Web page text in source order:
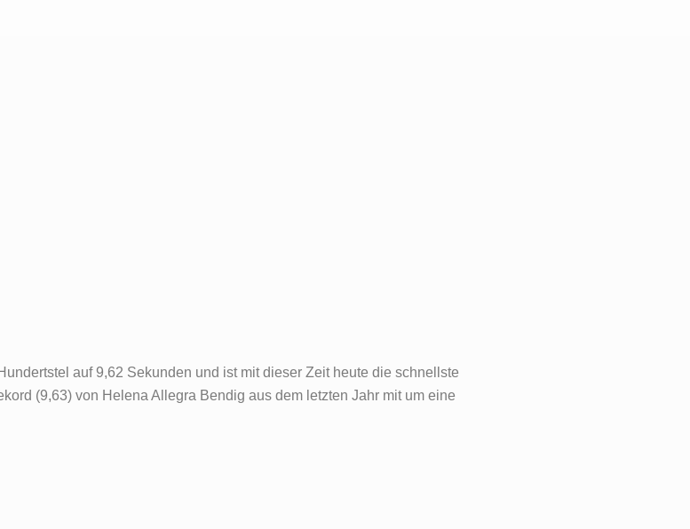
auf 9,62 Sekunden und ist mit dieser Zeit heute die schnellste
(9,63) von Helena Allegra Bendig aus dem letzten Jahr mit um eine